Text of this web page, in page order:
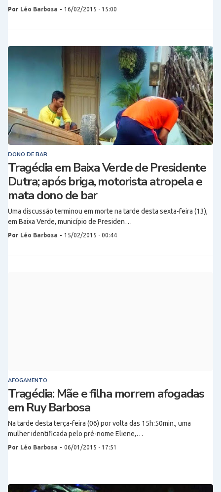
Por Léo Barbosa - 16/02/2015 - 15:00
DONO DE BAR
Tragédia em Baixa Verde de Presidente
Dutra; após briga, motorista atropela e
mata dono de bar
Uma discussão terminou em morte na tarde desta sexta-feira (13),
em Baixa Verde, município de Presiden…
Por Léo Barbosa - 15/02/2015 - 00:44
AFOGAMENTO
Tragédia: Mãe e filha morrem afogadas
em Ruy Barbosa
Na tarde desta terça-feira (06) por volta das 15h:50min., uma
mulher identificada pelo pré-nome Eliene,…
Por Léo Barbosa - 06/01/2015 - 17:51